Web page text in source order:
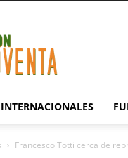
INTERNACIONALES
Francesco Totti cerca de